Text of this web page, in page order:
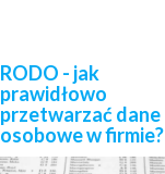
RODO - jak
prawidłowo
przetwarzać dane
osobowe w firmie?